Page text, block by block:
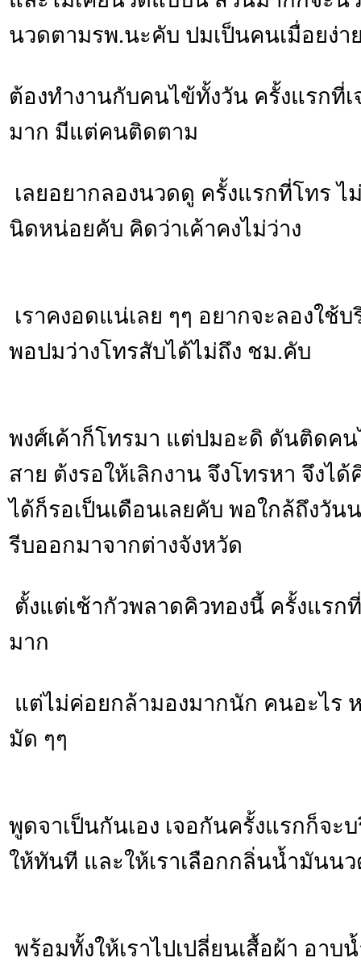
นวดตามรพ.นะคับ ปมเป็นคนเมื่อยง่า
ต้องทำงานกับคนไข้ทั้งวัน ครั้งแรกที่
มาก มีแต่คนติดตาม
เลยอยากลองนวดดู ครั้งแรกที่โทร ไ
นิดหน่อยคับ คิดว่าเค้าคงไม่ว่าง
เราคงอดแน่เลย ๆๆ อยากจะลองใช้
พอปมว่างโทรสับได้ไม่ถึง ชม.คับ
พงศ์เค้าก็โทรมา แต่ปมอะดิ ดันติดค
สาย ต้งรอให้เลิกงาน จึงโทรหา จึงไ
ได้ก็รอเป็นเดือนเลยคับ พอใกล้ถึงวั
รีบออกมาจากต่างจังหวัด
ตั้งแต่เช้ากัวพลาดคิวทองนี้ ครั้งแรก
มาก
แต่ไม่ค่อยกล้ามองมากนัก คนอะไร
มัด ๆๆ
พูดจาเป็นกันเอง เจอกันครั้งแรกก็จะ
ให้ทันที และให้เราเลือกกลิ่นน้ำมันน
พร้อมทั้งให้เราไปเปลี่ยนเสื้อผ้า อาบ